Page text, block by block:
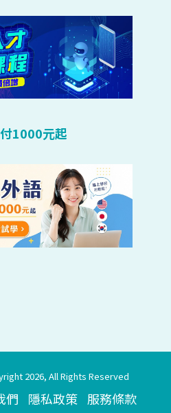
1000元起
2026, All Rights Reserved
們 隱私政策 服務條款